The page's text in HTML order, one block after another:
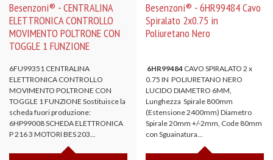
Besenzoni® - CENTRALINA
ELETTRONICA CONTROLLO
MOVIMENTO POLTRONE CON
TOGGLE 1 FUNZIONE
6FU99351 CENTRALINA
ELETTRONICA CONTROLLO
MOVIMENTO POLTRONE CON
TOGGLE 1 FUNZIONE Sostituisce la
scheda fuori produzione:
6HP99008 SCHEDA ELETTRONICA
P 216 3 MOTORI BES 203...
Besenzoni® - 6HR99484 Cavo
Spiralato 2x0.75 in
Poliuretano Nero
6HR99484 CAVO SPIRALATO 2 x
0.75 IN POLIURETANO NERO
LUCIDO DIAMETRO 6MM,
Lunghezza Spirale 800mm
(Estensione 2400mm) Diametro
Spirale 20mm +/-2mm, Code 80mm
con Sguainatura...